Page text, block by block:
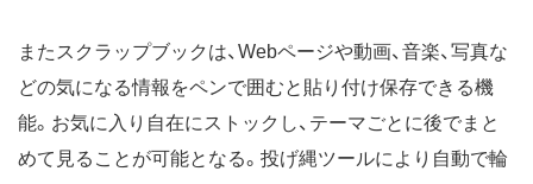
またスクラップブックは、Webページや動画、音楽、写真な
どの気になる情報をペンで囲むと貼り付け保存できる機
能。お気に入り自在にストックし、テーマごとに後でまと
めて見ることが可能となる。投げ縄ツールにより自動で輪